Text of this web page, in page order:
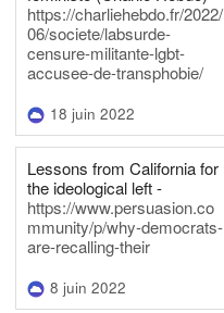
https://charliehebdo.fr/2022/
06/societe/labsurde-
censure-militante-lgbt-
accusee-de-transphobie/
18 juin 2022
Lessons from California for
the ideological left -
https://www.persuasion.co
mmunity/p/why-democrats-
are-recalling-their
8 juin 2022